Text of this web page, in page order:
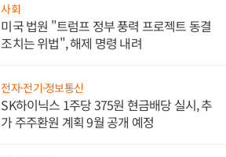
사회
미국 법원 "트럼프 정부 풍력 프로젝트 동결
조치는 위법", 해제 명령 내려
전자·전기·정보통신
SK하이닉스 1주당 375원 현금배당 실시, 추
가 주주환원 계획 9월 공개 예정